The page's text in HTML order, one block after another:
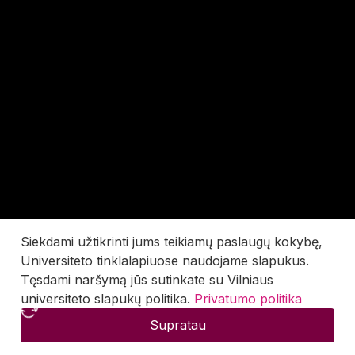
Siekdami užtikrinti jums teikiamų paslaugų kokybę,
Universiteto tinklalapiuose naudojame slapukus.
Tęsdami naršymą jūs sutinkate su Vilniaus
universiteto slapukų politika. Privatumo politika
Supratau